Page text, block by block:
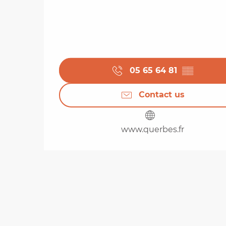
05 65 64 81 ▒▒
Contact us
www.querbes.fr